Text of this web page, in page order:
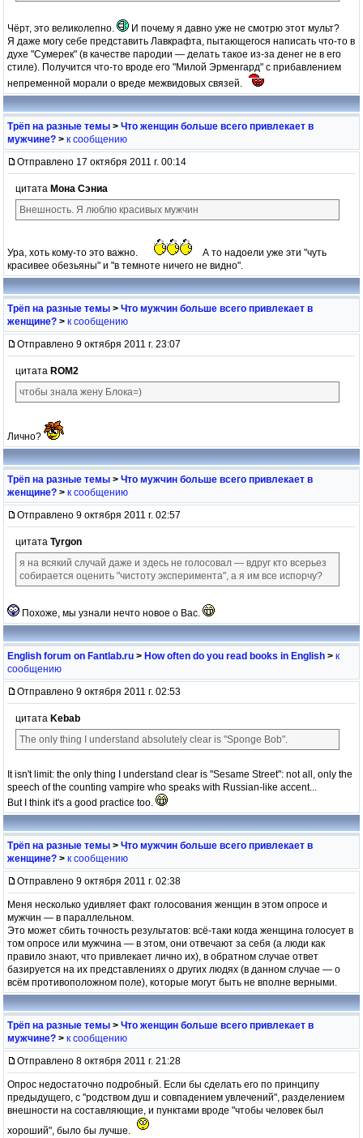
Чёрт, это великолепно.
И почему я давно уже не смотрю этот мульт?
Я даже могу себе представить Лавкрафта, пытающегося написать что-то в
духе "Сумерек" (в качестве пародии — делать такое из-за денег не в его
стиле). Получится что-то вроде его "Милой Эрменгард" с прибавлением
непременной морали о вреде межвидовых связей.
Трёп на разные темы > Что женщин больше всего привлекает в
мужчине? > к сообщению
Отправлено 17 октября 2011 г. 00:14
цитата Мона Сэниа
Внешность. Я люблю красивых мужчин
Ура, хоть кому-то это важно.
А то надоели уже эти "чуть
красивее обезьяны" и "в темноте ничего не видно".
Трёп на разные темы > Что мужчин больше всего привлекает в
женщине? > к сообщению
Отправлено 9 октября 2011 г. 23:07
цитата ROM2
чтобы знала жену Блока=)
Лично?
Трёп на разные темы > Что мужчин больше всего привлекает в
женщине? > к сообщению
Отправлено 9 октября 2011 г. 02:57
цитата Tyrgon
я на всякий случай даже и здесь не голосовал — вдруг кто всерьез
собирается оценить "чистоту эксперимента", а я им все испорчу?
Похоже, мы узнали нечто новое о Вас.
English forum on Fantlab.ru > How often do you read books in English > к
сообщению
Отправлено 9 октября 2011 г. 02:53
цитата Kebab
The only thing I understand absolutely clear is "Sponge Bob".
It isn't limit: the only thing I understand clear is "Sesame Street": not all, only the
speech of the counting vampire who speaks with Russian-like accent...
But I think it's a good practice too.
Трёп на разные темы > Что мужчин больше всего привлекает в
женщине? > к сообщению
Отправлено 9 октября 2011 г. 02:38
Меня несколько удивляет факт голосования женщин в этом опросе и
мужчин — в параллельном.
Это может сбить точность результатов: всё-таки когда женщина голосует в
том опросе или мужчина — в этом, они отвечают за себя (а люди как
правило знают, что привлекает лично их), в обратном случае ответ
базируется на их представлениях о других людях (в данном случае — о
всём противоположном поле), которые могут быть не вполне верными.
Трёп на разные темы > Что женщин больше всего привлекает в
мужчине? > к сообщению
Отправлено 8 октября 2011 г. 21:28
Опрос недостаточно подробный. Если бы сделать его по принципу
предыдущего, с "родством душ и совпадением увлечений", разделением
внешности на составляющие, и пунктами вроде "чтобы человек был
хороший", было бы лучше.